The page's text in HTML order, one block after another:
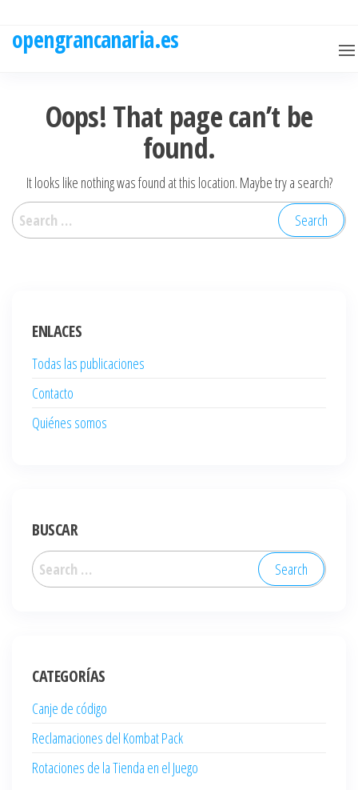
opengrancanaria.es
Oops! That page can’t be
found.
It looks like nothing was found at this location. Maybe try a search?
for:
ENLACES
Todas las publicaciones
Contacto
Quiénes somos
BUSCAR
Search
for:
CATEGORÍAS
Canje de código
Reclamaciones del Kombat Pack
Rotaciones de la Tienda en el Juego